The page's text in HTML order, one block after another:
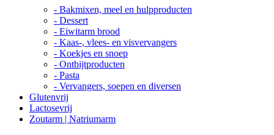
- Bakmixen, meel en hulpproducten
- Dessert
- Eiwitarm brood
- Kaas-, vlees- en visvervangers
- Koekjes en snoep
- Ontbijtproducten
- Pasta
- Vervangers, soepen en diversen
Glutenvrij
Lactosevrij
Zoutarm | Natriumarm